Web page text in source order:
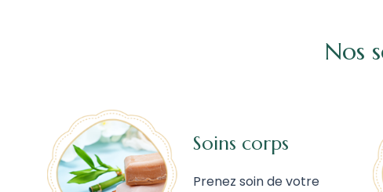
Nos
Soins corps
Prenez soin de votre